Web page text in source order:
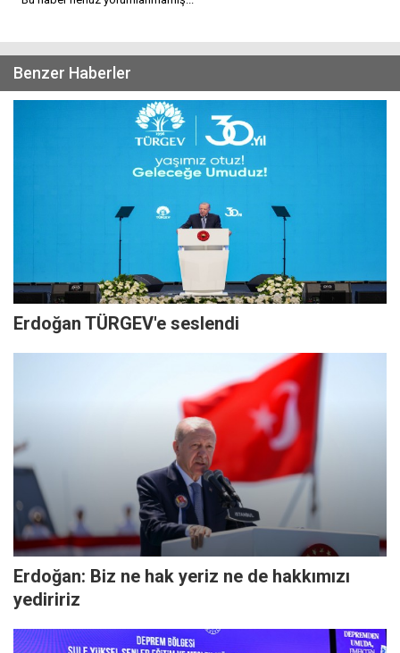
Benzer Haberler
Erdoğan TÜRGEV'e seslendi
Erdoğan: Biz ne hak yeriz ne de hakkımızı
yediririz